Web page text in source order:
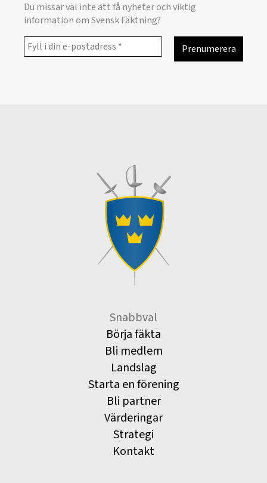
Du missar väl inte att få nyheter och viktig
information om Svensk Fäktning?
Snabbval
Börja fäkta
Bli medlem
Landslag
Starta en förening
Bli partner
Värderingar
Strategi
Kontakt